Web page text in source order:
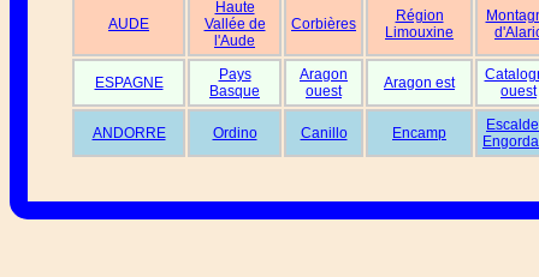
AUDE
Haute
Vallée de
l'Aude
Corbières
Région
Limouxine
ESPAGNE
Pays
Basque
Aragon
ouest
Aragon est
ouest
ANDORRE Ordino Canillo Encamp